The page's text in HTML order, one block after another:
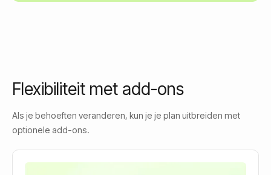
Flexibiliteit met add-ons
Als je behoeften veranderen, kun je je plan uitbreiden met
optionele add-ons.